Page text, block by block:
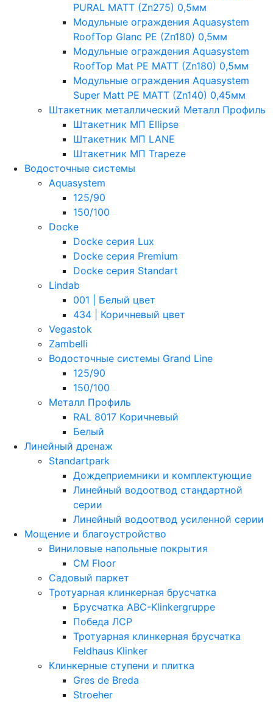
PURAL MATT (Zn275) 0,5мм
Модульные ограждения Aquasystem
RoofTop Glanc PE (Zn180) 0,5мм
Модульные ограждения Aquasystem
RoofTop Mat PE MATT (Zn180) 0,5мм
Модульные ограждения Aquasystem
Super Matt PE MATT (Zn140) 0,45мм
Штакетник металлический Металл Профиль
Штакетник МП Ellipse
Штакетник МП LANE
Штакетник МП Trapeze
Водосточные системы
Aquasystem
125/90
150/100
Docke
Docke серия Lux
Docke серия Premium
Docke серия Standart
Lindab
001 | Белый цвет
434 | Коричневый цвет
Vegastok
Zambelli
Водосточные системы Grand Line
125/90
150/100
Металл Профиль
RAL 8017 Коричневый
Белый
Линейный дренаж
Standartpark
Дождеприемники и комплектующие
Линейный водоотвод стандартной
серии
Линейный водоотвод усиленной серии
Мощение и благоустройство
Виниловые напольные покрытия
CM Floor
Садовый паркет
Тротуарная клинкерная брусчатка
Брусчатка АВС-Klinkergruppe
Победа ЛСР
Тротуарная клинкерная брусчатка
Feldhaus Klinker
Клинкерные ступени и плитка
Gres de Breda
Stroeher